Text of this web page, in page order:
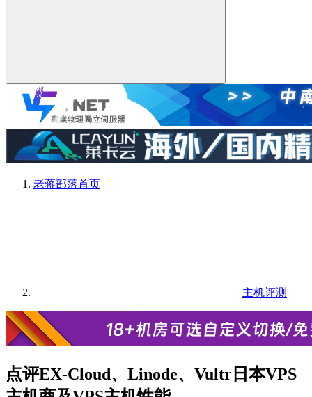
老蒋部落首页
主机评测
点评EX-Cloud、Linode、Vultr日本VPS